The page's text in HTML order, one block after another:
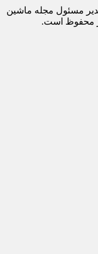
مسئول مجله ماشین
محفوظ است.